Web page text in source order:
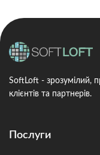
SoftLoft - зрозумілий,
клієнтів та партнерів.
Послуги